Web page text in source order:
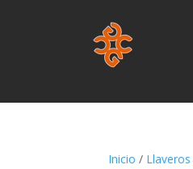
Inicio / Llaveros